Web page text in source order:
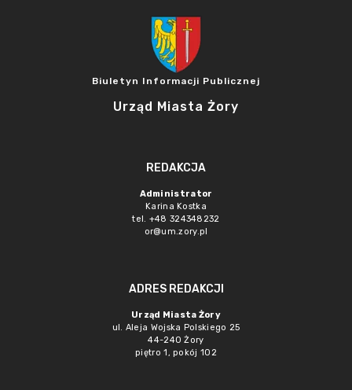
Biuletyn Informacji Publicznej
Urząd Miasta Żory
REDAKCJA
Administrator
Karina Kostka
tel. +48 324348232
or@um.zory.pl
ADRES REDAKCJI
Urząd Miasta Żory
ul. Aleja Wojska Polskiego 25
44-240 Żory
piętro 1, pokój 102